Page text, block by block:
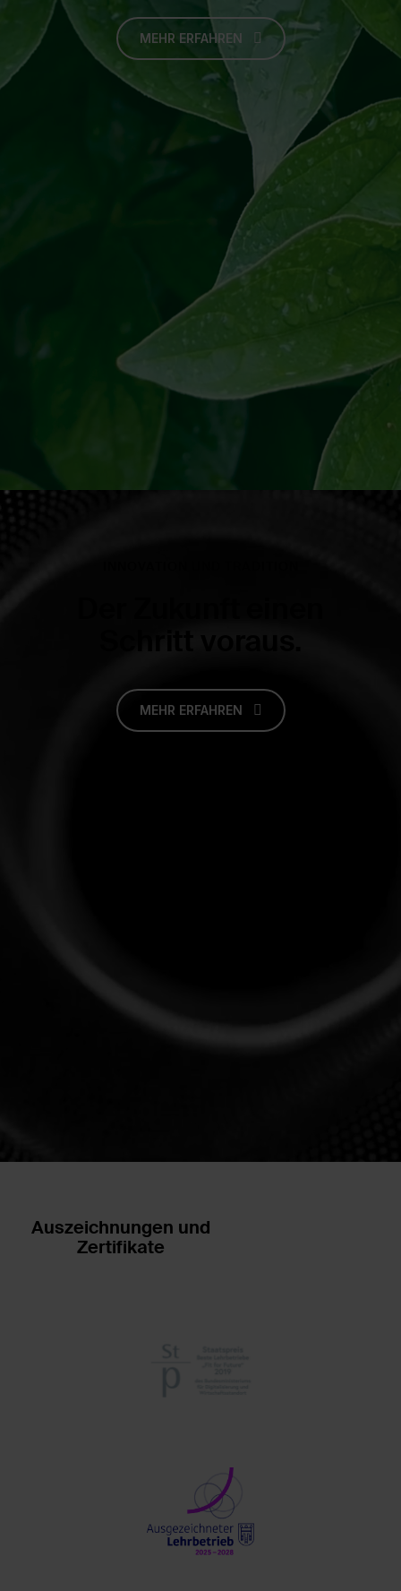
MEHR ERFAHREN
MEHR ERFAHREN
Auszeichnungen und
Zertifikate